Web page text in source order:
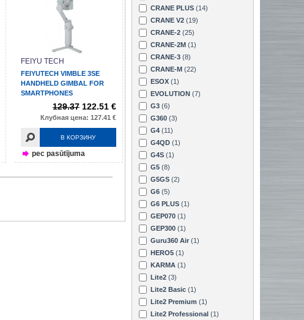
CRANE PLUS (14)
CRANE V2 (19)
CRANE-2 (25)
CRANE-2M (1)
CRANE-3 (8)
CRANE-M (22)
ESOX (1)
EVOLUTION (7)
G3 (6)
G360 (3)
G4 (11)
G4QD (1)
G4S (1)
G5 (8)
G5GS (2)
G6 (5)
G6 PLUS (1)
GEP070 (1)
GEP300 (1)
Guru360 Air (1)
HERO5 (1)
KARMA (1)
Lite2 (3)
Lite2 Basic (1)
Lite2 Premium (1)
Lite2 Professional (1)
FEIYU TECH
FEIYUTECH VIMBLE 3SE
HANDHELD GIMBAL FOR
SMARTPHONES
129.37 122.51 €
Клубная цена: 127.41 €
В КОРЗИНУ
pec pasūtījuma